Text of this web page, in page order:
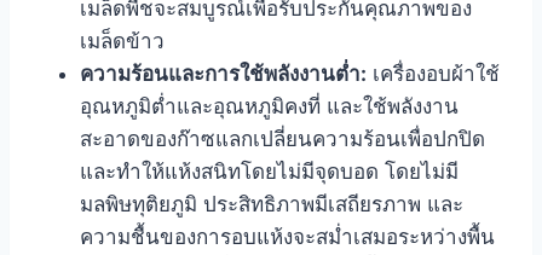
เมล็ดพืชจะสมบูรณ์เพื่อรับประกันคุณภาพของ
เมล็ดข้าว
ความร้อนและการใช้พลังงานต่ำ: เครื่องอบผ้าใช้
อุณหภูมิต่ำและอุณหภูมิคงที่ และใช้พลังงาน
สะอาดของก๊าซแลกเปลี่ยนความร้อนเพื่อปกปิด
และทำให้แห้งสนิทโดยไม่มีจุดบอด โดยไม่มี
มลพิษทุติยภูมิ ประสิทธิภาพมีเสถียรภาพ และ
ความชื้นของการอบแห้งจะสม่ำเสมอระหว่างพื้น